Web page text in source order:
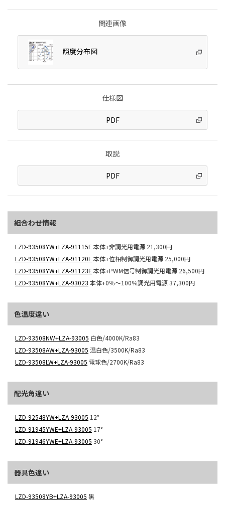
関連画像
照度分布図
仕様図
PDF
取説
PDF
組合わせ情報
LZD-93508YW+LZA-91115E 本体+非調光用電源 21,300円
LZD-93508YW+LZA-91120E 本体+位相制御調光用電源 25,000円
LZD-93508YW+LZA-91123E 本体+PWM信号制御調光用電源 26,500円
LZD-93508YW+LZA-93023 本体+0％～100％調光用電源37,300円
色温度違い
LZD-93508NW+LZA-93005 白色/4000K/Ra83
LZD-93508AW+LZA-93005 温白色/3500K/Ra83
LZD-93508LW+LZA-93005 電球色/2700K/Ra83
配光角違い
LZD-92548YW+LZA-93005 12°
LZD-91945YWE+LZA-93005 17°
LZD-91946YWE+LZA-93005 30°
器具色違い
LZD-93508YB+LZA-93005 黒